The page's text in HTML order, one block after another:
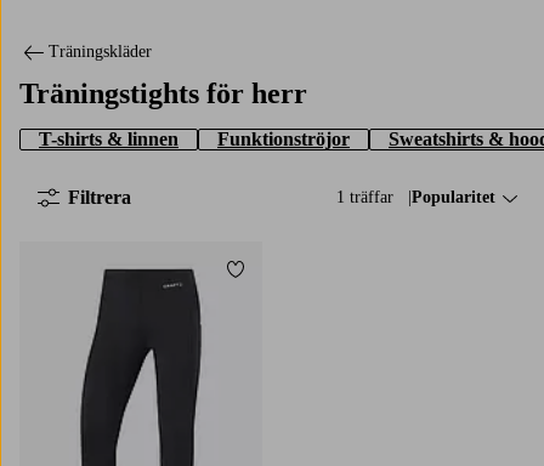
Träningskläder
Träningstights för herr
T-shirts & linnen Funktionströjor Sweatshirts &
1 träffar Sortera på:
Popularitet
Filtrera
Lägg till i favoriter